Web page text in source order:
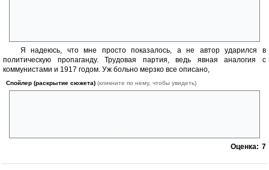
Я надеюсь, что мне просто показалось, а не автор ударился в
политическую пропаганду. Трудовая партия, ведь явная аналогия с
коммунистами и 1917 годом. Уж больно мерзко все описано,
Спойлер (раскрытие сюжета) (кликните по нему, чтобы увидеть)
Оценка: 7